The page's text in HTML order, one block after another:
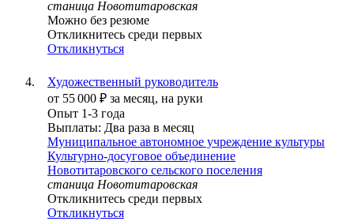
станица Новотитаровская
Можно без резюме
Откликнитесь среди первых
Откликнуться
Художественный руководитель
от 55 000 ₽ за месяц, на руки
Опыт 1-3 года
Выплаты: Два раза в месяц
Муниципальное автономное учреждение культуры
Культурно-досуговое объединение
Новотитаровского сельского поселения
станица Новотитаровская
Откликнитесь среди первых
Откликнуться